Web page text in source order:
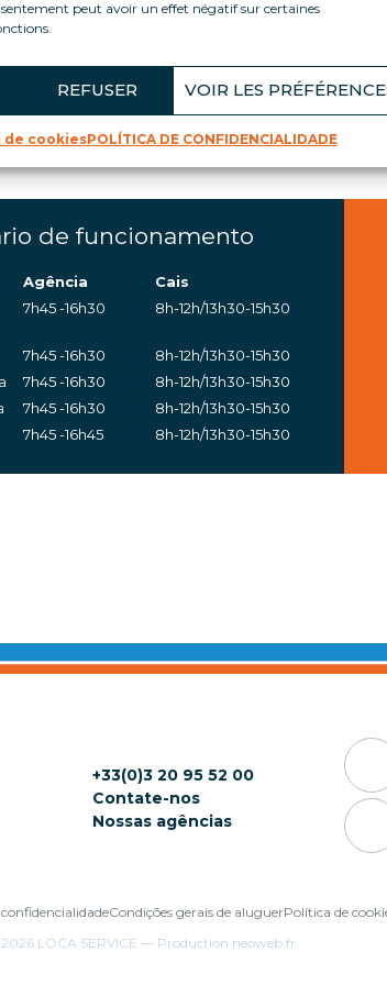
peut avoir un effet négatif sur certaines
REFUSER VOIR LES
de cookiesPOLÍTICA DE CONFIDENCIALIDADE
Loca Service em
serve o norte da região Auvergne/Rhône-
de funcionamento
Agência
Cais
7h45 -16h30 8h-12h/13h30-15h30
7h45 -16h30
8h-12h/13h30-15h30
7h45 -16h30
8h-12h/13h30-15h30
7h45 -16h30
8h-12h/13h30-15h30
7h45 -16h45 8h-12h/13h30-15h30
+33(0)3 20 95 52 00
Contate-nos
Nossas agências
Condições gerais de aluguerPolítica de
LOCA SERVICE — Production neoweb.fr